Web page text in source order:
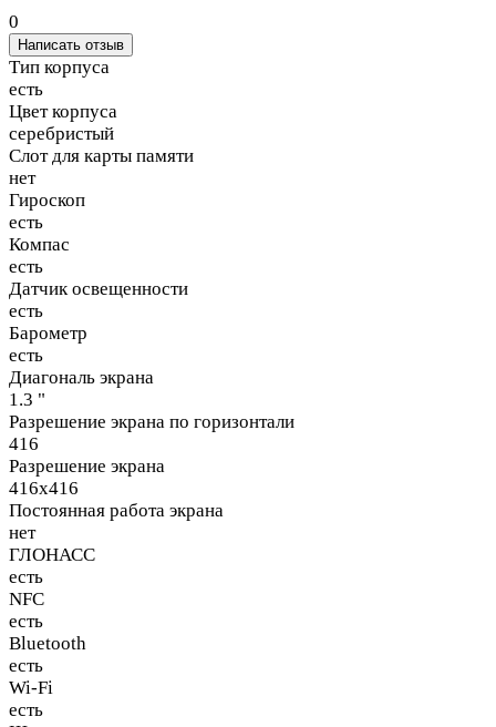
0
Написать отзыв
Тип корпуса
есть
Цвет корпуса
серебристый
Слот для карты памяти
нет
Гироскоп
есть
Компас
есть
Датчик освещенности
есть
Барометр
есть
Диагональ экрана
1.3 "
Разрешение экрана по горизонтали
416
Разрешение экрана
416x416
Постоянная работа экрана
нет
ГЛОНАСС
есть
NFC
есть
Bluetooth
есть
Wi-Fi
есть